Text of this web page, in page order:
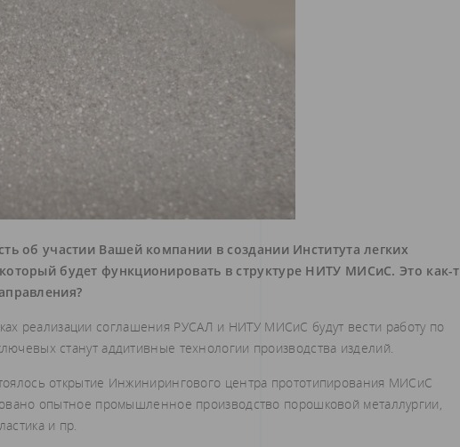
об участии Вашей компании в создании Института легких
будет функционировать в структуре НИТУ МИСиС. Это как-
реализации соглашения РУСАЛ и НИТУ МИСиС будут вести работу по
станут аддитивные технологии производства изделий.
открытие Инжинирингового центра прототипирования МИСиС
опытное промышленное производство порошковой металлургии,
и пр.